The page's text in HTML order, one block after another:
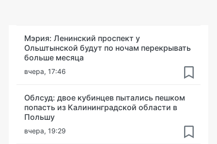
Мэрия: Ленинский проспект у
Ольштынской будут по ночам перекрывать
больше месяца
вчера, 17:46
Облсуд: двое кубинцев пытались пешком
попасть из Калининградской области в
Польшу
вчера, 19:29